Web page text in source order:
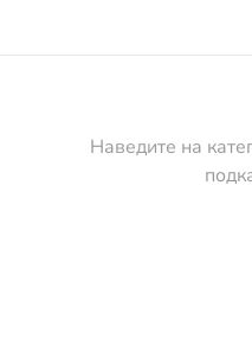
Наведите на